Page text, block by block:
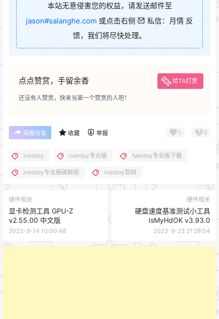
本站无意侵害您的权益，请发送邮件至
jason#salanghe.com 或点击右侧
私信：月情 反
馈，我们将尽快处理。
点点赞赏，手留余香 给TA打赏
还没有人赞赏，快来当第一个赞赏的人吧！
海报分享 收藏 举报 0 0
iventoy iventoy专业版 IVentoy专业版下载
iventoy专业版破解版 iventoy官网
硬件相关
显卡检测工具 GPU-Z
v2.55.00 中文版
2023-9-14 10:00:48
硬件相关
硬盘速度基准测试小工具
IsMyHdOK v3.93.0
2023-9-23 21:28:04